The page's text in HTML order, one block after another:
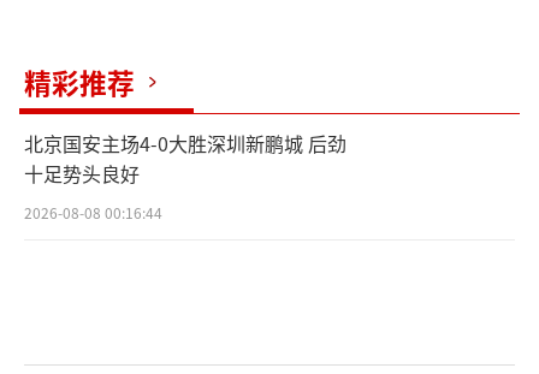
精彩推荐
北京国安主场4-0大胜深圳新鹏城 后劲
十足势头良好
2026-08-08 00:16:44